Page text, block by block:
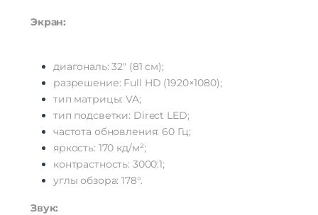
Экран:
диагональ: 32″ (81 см);
разрешение: Full HD (1920×1080);
тип матрицы: VA;
тип подсветки: Direct LED;
частота обновления: 60Гц;
яркость: 170 кд/м²;
контрастность: 3000:1;
углы обзора: 178°.
Звук: